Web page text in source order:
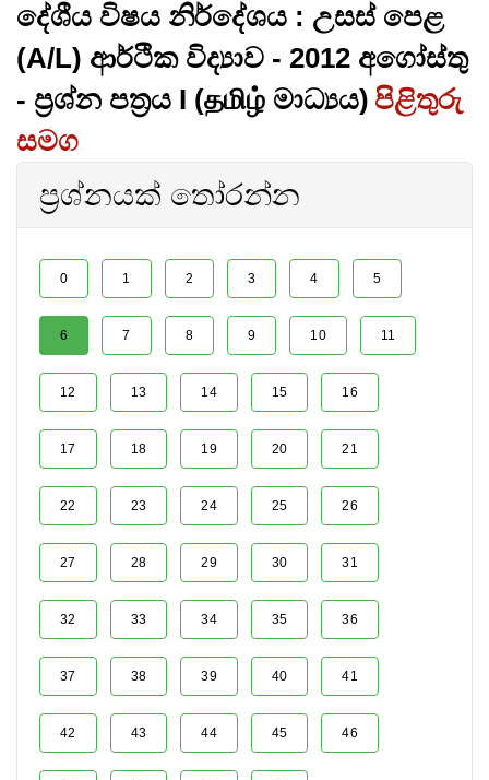
දේශීය විෂය නිර්දේශය : උසස් පෙළ
(A/L) ආර්ථික විද්‍යාව - 2012 අගෝස්තු
- ප්‍රශ්න පත්‍රය I (தமிழ் මාධ්‍යය) පිළිතුරු
සමග
ප්‍රශ්නයක් තෝරන්න
0 1 2 3 4 5
6 7 8 9 10 11
12 13 14 15 16
17 18 19 20 21
22 23 24 25 26
27 28 29 30 31
32 33 34 35 36
37 38 39 40 41
42 43 44 45 46